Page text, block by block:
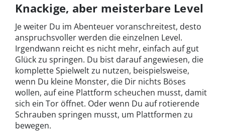
Knackige, aber meisterbare Level
Je weiter Du im Abenteuer voranschreitest, desto
anspruchsvoller werden die einzelnen Level.
Irgendwann reicht es nicht mehr, einfach auf gut
Glück zu springen. Du bist darauf angewiesen, die
komplette Spielwelt zu nutzen, beispielsweise,
wenn Du kleine Monster, die Dir nichts Böses
wollen, auf eine Plattform scheuchen musst, damit
sich ein Tor öffnet. Oder wenn Du auf rotierende
Schrauben springen musst, um Plattformen zu
bewegen.